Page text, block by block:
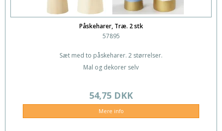
Påskeharer, Træ. 2 stk
57895
Sæt med to påskeharer. 2 størrelser.
Mal og dekorer selv
54,75 DKK
Mere info